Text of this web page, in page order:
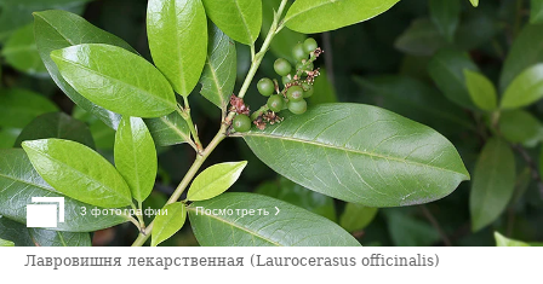
3 фотографии Посмотреть ›
Лавровишня лекарственная (Laurocerasus officinalis)